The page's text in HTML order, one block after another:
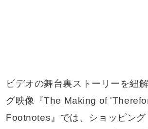
ビデオの舞台裏ストーリーを紐
グ映像『The Making of
Footnotes』では、ショッピング